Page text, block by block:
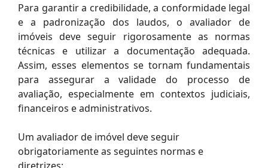
Para garantir a credibilidade, a conformidade legal
e a padronização dos laudos, o avaliador de
imóveis deve seguir rigorosamente as normas
técnicas e utilizar a documentação adequada.
Assim, esses elementos se tornam fundamentais
para assegurar a validade do processo de
avaliação, especialmente em contextos judiciais,
financeiros e administrativos.
Um avaliador de imóvel deve seguir
obrigatoriamente as seguintes normas e